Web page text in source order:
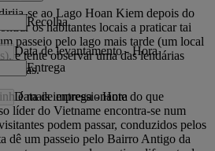
se ao Lago Hoan Kiem depois do
os habitantes locais a praticar tai
passeio pelo lago mais tarde (um local
e tente observar uma das lendárias
águas.
é mais impressionante do que
líder do Vietname encontra-se num
podem passar, conduzidos pelos
dê um passeio pelo Bairro Antigo da
Recolha
Data de levantamento - Hora
Entrega
Data de entrega - Hora